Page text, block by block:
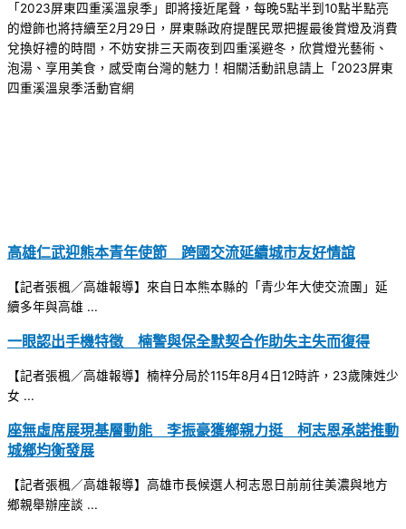
「2023屏東四重溪溫泉季」即將接近尾聲，每晚5點半到10點半點亮
的燈飾也將持續至2月29日，屏東縣政府提醒民眾把握最後賞燈及消費
兌換好禮的時間，不妨安排三天兩夜到四重溪避冬，欣賞燈光藝術、
泡湯、享用美食，感受南台灣的魅力！相關活動訊息請上「2023屏東
四重溪溫泉季活動官網
高雄仁武迎熊本青年使節 跨國交流延續城市友好情誼
【記者張楓／高雄報導】來自日本熊本縣的「青少年大使交流團」延
續多年與高雄 ...
一眼認出手機特徵 楠警與保全默契合作助失主失而復得
【記者張楓／高雄報導】楠梓分局於115年8月4日12時許，23歲陳姓少
女 ...
座無虛席展現基層動能 李振豪獲鄉親力挺 柯志恩承諾推動
城鄉均衡發展
【記者張楓／高雄報導】高雄市長候選人柯志恩日前前往美濃與地方
鄉親舉辦座談 ...